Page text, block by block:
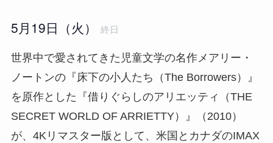
5月19日（火） 終日
世界中で愛されてきた児童文学の名作メアリー・
ノートンの『床下の小人たち（The Borrowers）』
を原作とした『借りぐらしのアリエッティ（THE
SECRET WORLD OF ARRIETTY）』（2010）
が、4Kリマスター版として、米国とカナダのIMAX